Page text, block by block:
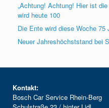
„Achtung! Achtung! Hier ist
wird heute 100
Die Ente wird diese Woche 75
Neuer Jahreshöchststand bei
Kontakt:
Bosch Car Service Rhein-Berg